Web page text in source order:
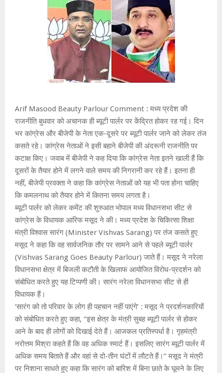
Arif Masood Beauty Parlour Comment : मध्य प्रदेश की
राजनीति बुधवार को अचानक ही ब्यूटी पार्लर पर केंद्रित होकर रह गई। दिन
भर कांग्रेस और बीजेपी के नेता एक-दूसरे पर ब्यूटी पार्लर जाने को लेकर तंज
कसते रहे। कांग्रेस नेताओं ने इसी बहाने बीजेपी की अंदरूनी राजनीति पर
कटाक्ष किए। जवाब में बीजेपी ने कह दिया कि कांग्रेस नेता इतने खाली हैं कि
दूसरों के तैयार होने में लगने वाले समय की निगरानी कर रहे हैं। इतना ही
नहीं, बीजेपी प्रवक्ता ने कहा कि कांग्रेस नेताओं को यह भी पता होना चाहिए
कि कमलनाथ को तैयार होने में कितना समय लगता है।
ब्यूटी पार्लर को लेकर कमेंट की शुरुआत भोपाल मध्य विधानसभा सीट से
कांग्रेस के विधायक आरिफ मसूद ने की। मध्य प्रदेश के चिकित्सा शिक्षा
मंत्री विश्वास सारंग (Minister Vishvas Sarang) पर तंज कसते हुए
मसूद ने कहा कि वह सार्वजनिक तौर पर सामने आने से पहले ब्यूटी पार्लर
(Vishvas Sarang Goes Beauty Parlour) जाते हैं। मसूद ने नरेला
विधानसभा क्षेत्र में बिजली कटौती के खिलाफ आयोजित विरोध-प्रदर्शन को
संबोधित करते हुए यह टिप्पणी की। सारंग नरेला विधानसभा सीट से ही
विधायक हैं।
‘सारंग को तो परिवार के लोग ही पहचान नहीं पाएंगे’ : मसूद ने प्रदर्शनकारियों
को संबोधित करते हुए कहा, ‘‘इस क्षेत्र के मंत्री सुबह ब्यूटी पार्लर से होकर
आने के बाद ही लोगों को दिखाई देते हैं। आजकल प्रतिस्पर्धा है। गृहमंत्री
नरोत्तम मिश्रा कहते हैं कि वह अधिक स्मार्ट हैं। इसलिए सारंग ब्यूटी पार्लर में
अधिक समय बिताते हैं और वहां से दो-तीन घंटों में लौटते हैं।’’ मसूद ने मंत्री
पर निशाना साधते हुए कहा कि सारंग को बारिश में बिना छाते के घूमने के लिए